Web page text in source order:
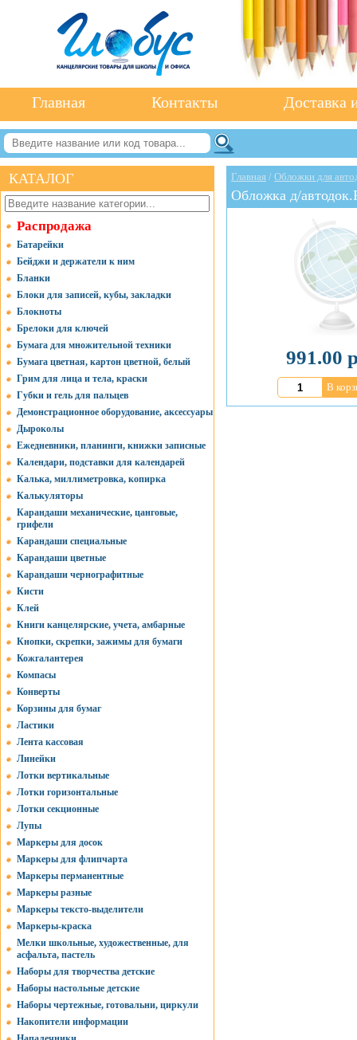
Главная Контакты Доставка
КАТАЛОГ
Распродажа
Батарейки
Бейджи и держатели к ним
Бланки
Блоки для записей, кубы, закладки
Блокноты
Брелоки для ключей
Бумага для множительной техники
Бумага цветная, картон цветной, белый
Грим для лица и тела, краски
Губки и гель для пальцев
Демонстрационное оборудование, аксессуары
Дыроколы
Ежедневники, планинги, книжки записные
Календари, подставки для календарей
Калька, миллиметровка, копирка
Калькуляторы
Карандаши механические, цанговые,
грифели
Карандаши специальные
Карандаши цветные
Карандаши чернографитные
Кисти
Клей
Книги канцелярские, учета, амбарные
Кнопки, скрепки, зажимы для бумаги
Кожгалантерея
Компасы
Конверты
Корзины для бумаг
Ластики
Лента кассовая
Линейки
Лотки вертикальные
Лотки горизонтальные
Лотки секционные
Лупы
Маркеры для досок
Маркеры для флипчарта
Маркеры перманентные
Маркеры разные
Маркеры тексто-выделители
Маркеры-краска
Мелки школьные, художественные, для
асфальта, пастель
Наборы для творчества детские
Наборы настольные детские
Наборы чертежные, готовальни, циркули
Накопители информации
Главная / Обложки для
Обложка д/
991.00
В